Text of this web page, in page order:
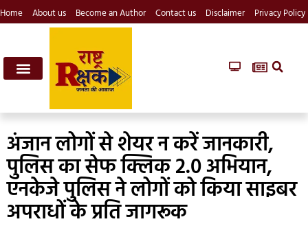
Home About us Become an Author Contact us Disclaimer Privacy Policy
अंजान लोगों से शेयर न करें जानकारी,
पुलिस का सेफ क्लिक 2.0 अभियान,
एनकेजे पुलिस ने लोगों को किया साइबर
अपराधों के प्रति जागरूक